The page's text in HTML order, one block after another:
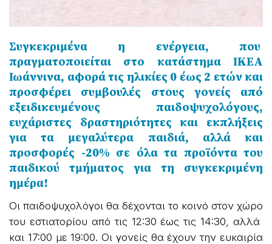
Συγκεκριμένα η ενέργεια, που
πραγματοποιείται στο κατάστημα ΙΚΕΑ
Ιωάννινα, αφορά τις ηλικίες 0 έως 2 ετών και
προσφέρει συμβουλές στους γονείς από
εξειδικευμένους παιδοψυχολόγους,
ευχάριστες δραστηριότητες και εκπλήξεις
για τα μεγαλύτερα παιδιά, αλλά και
προσφορές -20% σε όλα τα προϊόντα του
παιδικού τμήματος για τη συγκεκριμένη
ημέρα!
Οι παιδοψυχολόγοι θα δέχονται το κοινό στον χώρο
του εστιατορίου από τις 12:30 έως τις 14:30, αλλά
και 17:00 με 19:00. Οι γονείς θα έχουν την ευκαιρία